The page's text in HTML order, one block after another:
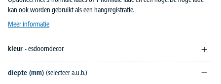
kan ook worden gebruikt als een hangregistratie.
Meer informatie
kleur - esdoorndecor
diepte (mm) (selecteer a.u.b.)